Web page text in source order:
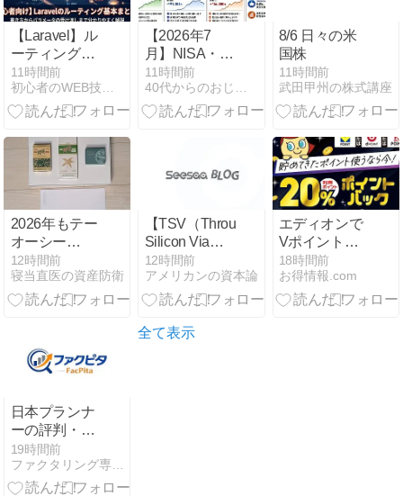
ました。
【Laravel】ル
ーティング基
本まとめ！書
き方からパラ
メータの受け
りやすく解説
11時間前
初心者のWEB技術習得の軌跡
【2026年7
月】NISA・
iDeCo・高配
当株運用報告
｜高配当株は
11時間前
40代からのおじさん生活
8/6 日々の米
国株
11時間前
武田甲州の株式講座
2026年もテー
オーシー
（8841）さん
から株主優待
品をいただく
12時間前
寝当直医の資産防衛
【TSV（Through
Silicon Via）
とは？
──HBMを実
現した「シリ
ける技術」を
12時間前
アメリカンの資本論
エディオンで
Vポイント、d
ポイント、楽
天ポイントを
利用すると
18時間前
お得情報.com
日本プランナ
ーの評判・口
コミは？審
査・営業時
間・手数料を
19時間前
ファクタリング専門メディア「ファクピタ」
全て表示